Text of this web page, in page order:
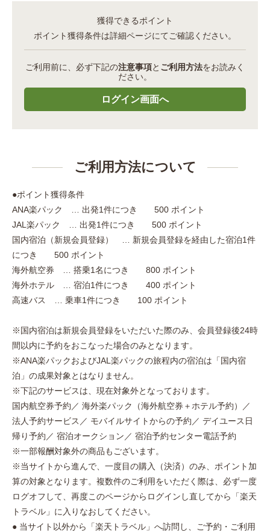
獲得できるポイント
ポイント獲得条件は詳細ページにてご確認ください。
ご利用前に、必ず下記の注意事項と ご利用方法をお読みく
ださい。
ご利用方法について
●ポイント獲得条件
ANA楽パック … 出発1件につき 500 ポイント
JAL楽パック … 出発1件につき 500 ポイント
国内宿泊（新規会員登録） … 新規会員登録を経由した宿泊1件
につき 500 ポイント
海外航空券 … 搭乗1名につき 800 ポイント
海外ホテル … 宿泊1件につき 400 ポイント
高速バス … 乗車1件につき 100 ポイント
※国内宿泊は新規会員登録をいただいた際のみ、会員登録後24時
間以内に予約をおこなった場合のみとなります。
※ANA楽パックおよびJAL楽パックの旅程内の宿泊は「国内宿
泊」の成果対象とはなりません。
※下記のサービスは、現在対象外となっております。
国内航空券予約／ 海外楽パック（海外航空券＋ホテル予約）／
法人予約サービス／ モバイルサイトからの予約／ デイユース日
帰り予約／ 宿泊オークション／ 宿泊予約センター電話予約
※一部報酬対象外の商品もございます。
※当サイトから進んで、一度目の購入（決済）のみ、ポイント加
算の対象となります。複数件のご利用をいただく際は、必ず一度
ログオフして、再度このページからログインし直してから「楽天
トラベル」に入りなおしてください。
● 当サイト以外から「楽天トラベル」へ訪問し、ご予約・ご利用